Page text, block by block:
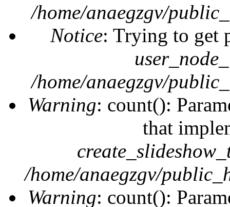
/home/anaegzgv/
Notice: Trying to get
/home/anaegzgv/
Warning: count():
that
/home/anaegzgv/
Warning: count():